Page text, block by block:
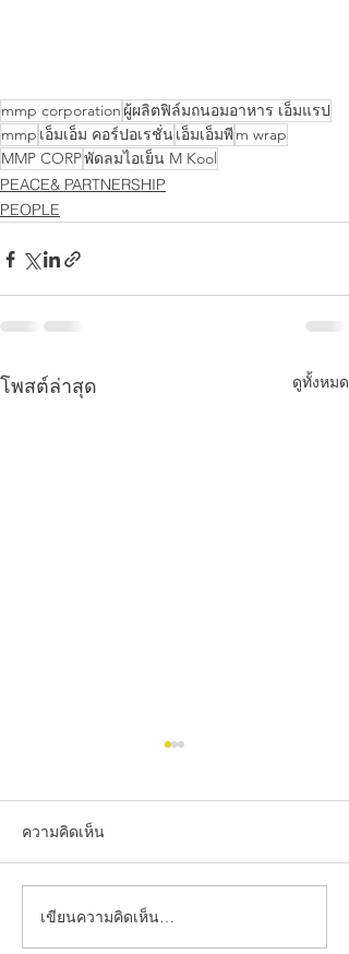
mmp corporation ผู้ผลิตฟิล์มถนอมอาหาร เอ็มแรป
mmp เอ็มเอ็ม คอร์ปอเรชั่นเอ็มเอ็มพีm wrap
MMP CORPพัดลมไอเย็น M Kool
PEACE& PARTNERSHIP
PEOPLE
โพสต์ล่าสุด ดูทั้งหมด
“เอ็มเอ็มพีฯ พร้อม” ส่งมอบ
ความคิดเห็น
เขียนความคิดเห็น…